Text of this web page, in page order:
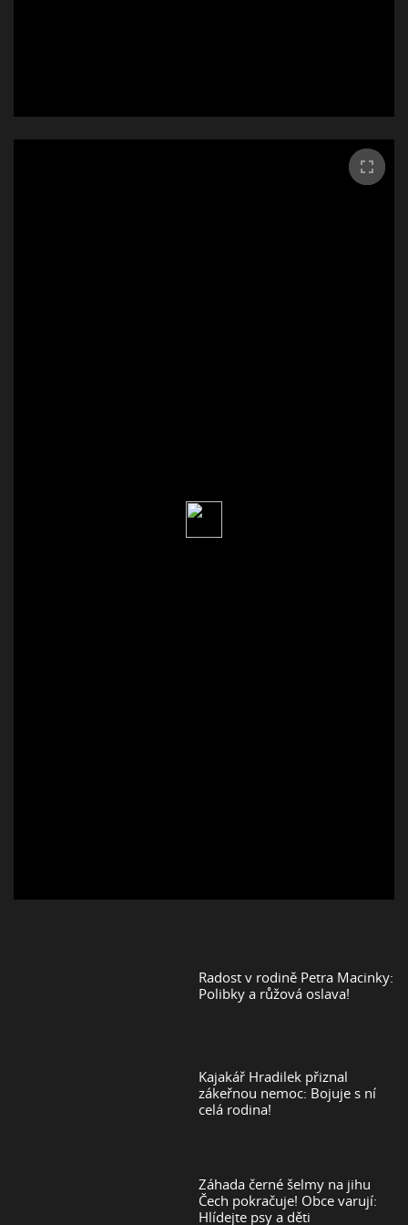
Radost v rodině Petra Macinky:
Polibky a růžová oslava!
Kajakář Hradilek přiznal
zákeřnou nemoc: Bojuje s ní
celá rodina!
Záhada černé šelmy na jihu
Čech pokračuje! Obce varují:
Hlídejte psy a děti